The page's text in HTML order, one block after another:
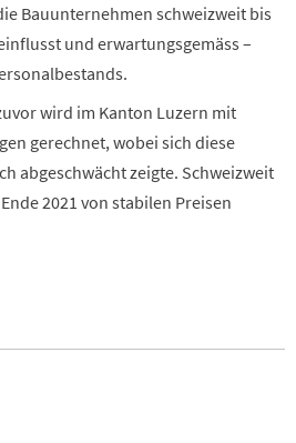
Bauunternehmen schweizweit bis
und erwartungsgemäss –
wird im Kanton Luzern mit
gerechnet, wobei sich diese
abgeschwächt zeigte. Schweizweit
2021 von stabilen Preisen